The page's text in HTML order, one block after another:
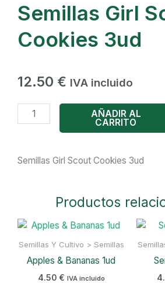
Semillas Girl
Cookies 3ud
12.50 € IVA incluido
Semillas
Girl
3ud
AÑADIR AL
CARRITO
Semillas Girl Scout Cookies 3ud
Productos
Semillas Y Cultivo > Semillas
Apples & Bananas 1ud
4.50 € IVA incluido